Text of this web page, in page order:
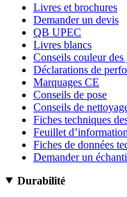
Livres et brochures
Demander un devis
QB UPEC
Livres blancs
Conseils couleur des
Déclarations de
Marquages CE
Conseils de pose
Conseils de
Fiches techniques
Feuillet
Fiches de données
Demander un
Durabilité